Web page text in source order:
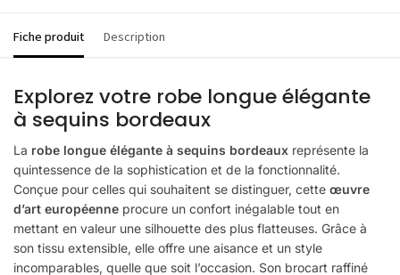
Fiche produit Description
Explorez votre robe longue élégante
à sequins bordeaux
La robe longue élégante à sequins bordeaux représente la
quintessence de la sophistication et de la fonctionnalité.
Conçue pour celles qui souhaitent se distinguer, cette œuvre
d’art européenne procure un confort inégalable tout en
mettant en valeur une silhouette des plus flatteuses. Grâce à
son tissu extensible, elle offre une aisance et un style
incomparables, quelle que soit l’occasion. Son brocart raffiné